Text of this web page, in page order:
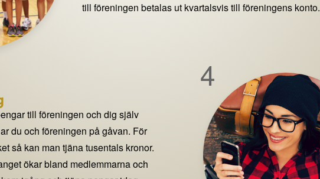
till föreningen betalas ut kvartalsvis till föreningens konto.
4
till föreningen och dig själv
du och föreningen på gåvan. För
så kan man tjäna tusentals kronor.
ökar bland medlemmarna och